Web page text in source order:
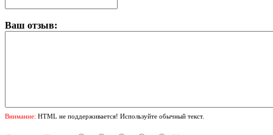
Ваш отзыв:
Внимание: HTML не поддерживается! Используйте обычный текст.